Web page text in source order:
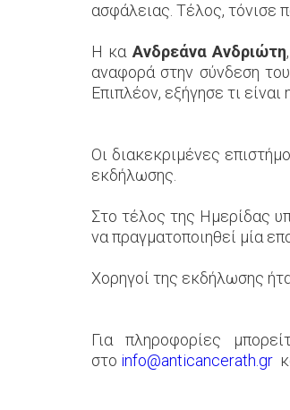
ασφάλειας. Τέλος, τόνισε
Η κα Ανδρεάνα Ανδριώτη
αναφορά στην σύνδεση
Επιπλέον, εξήγησε τι
Οι διακεκριμένες
εκδήλωσης.
Στο τέλος της Ημερίδας
να πραγματοποιηθεί μία
Χορηγοί της εκδήλωσης
Για πληροφορίες
στο info@anticancerath.gr